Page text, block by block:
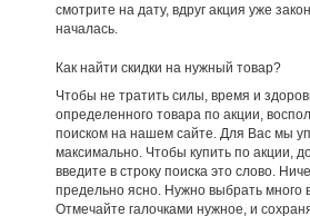
смотрите на дату, вдруг акция уже
началась.
Как найти скидки на нужный товар?
Чтобы не тратить силы, время и
определенного товара по акции,
поиском на нашем сайте. Для Вас мы
максимально. Чтобы купить по акции,
введите в строку поиска это слово.
предельно ясно. Нужно выбрать много
Отмечайте галочками нужное, и